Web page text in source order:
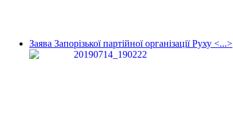
Заява Запорізької партійної організації Руху <...>